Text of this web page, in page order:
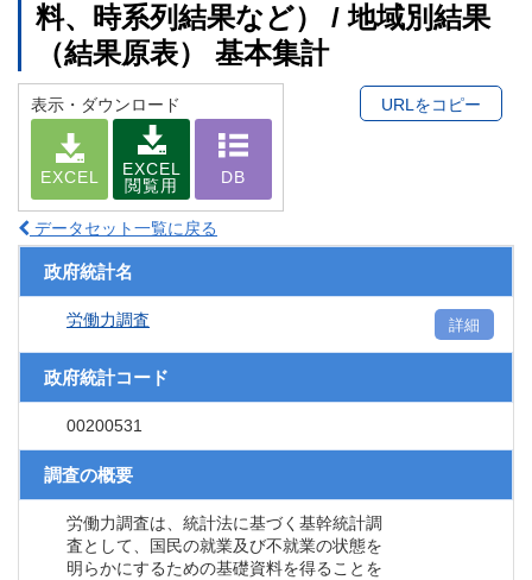
料、時系列結果など） / 地域別結果
（結果原表） 基本集計
表示・ダウンロード
EXCEL
EXCEL
閲覧用
DB
URLをコピー
データセット一覧に戻る
政府統計名
労働力調査 詳細
政府統計コード
00200531
調査の概要
労働力調査は、統計法に基づく基幹統計調
査として、国民の就業及び不就業の状態を
明らかにするための基礎資料を得ることを